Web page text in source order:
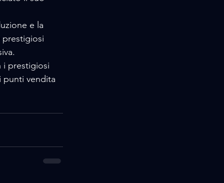
e la
i prestigiosi
punti vendita